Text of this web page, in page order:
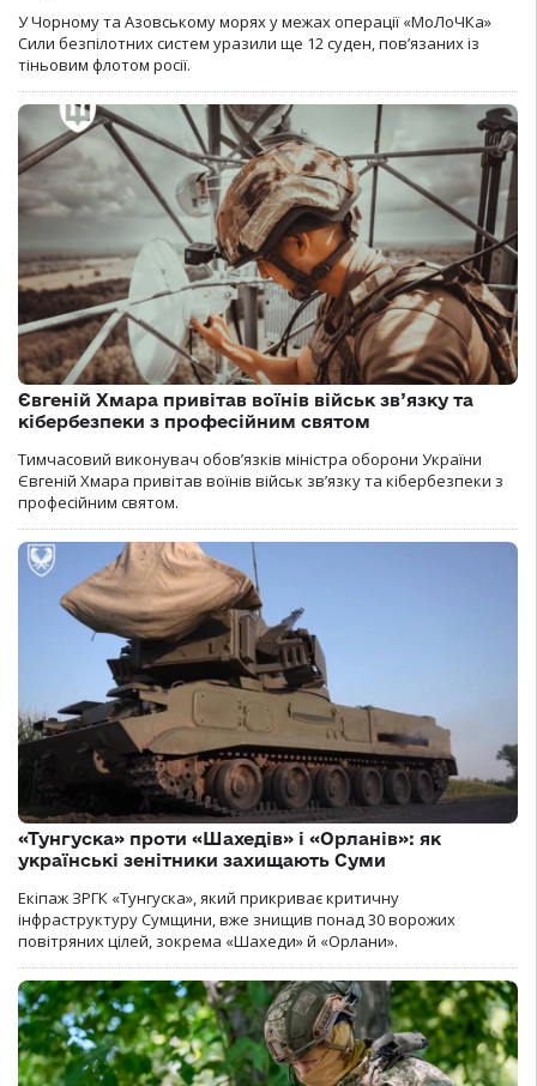
У Чорному та Азовському морях у межах операції «МоЛоЧКа»
Сили безпілотних систем уразили ще 12 суден, пов’язаних із
тіньовим флотом росії.
Євгеній Хмара привітав воїнів військ зв’язку та
кібербезпеки з професійним святом
Тимчасовий виконувач обов’язків міністра оборони України
Євгеній Хмара привітав воїнів військ зв’язку та кібербезпеки з
професійним святом.
«Тунгуска» проти «Шахедів» і «Орланів»: як
українські зенітники захищають Суми
Екіпаж ЗРГК «Тунгуска», який прикриває критичну
інфраструктуру Сумщини, вже знищив понад 30 ворожих
повітряних цілей, зокрема «Шахеди» й «Орлани».